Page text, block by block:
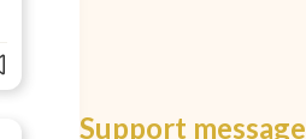
Support message